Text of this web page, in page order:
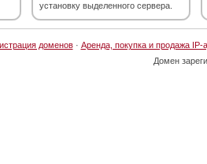
установку выделенного сервера.
доменов· Аренда, покупка и продажа IP-
Домен